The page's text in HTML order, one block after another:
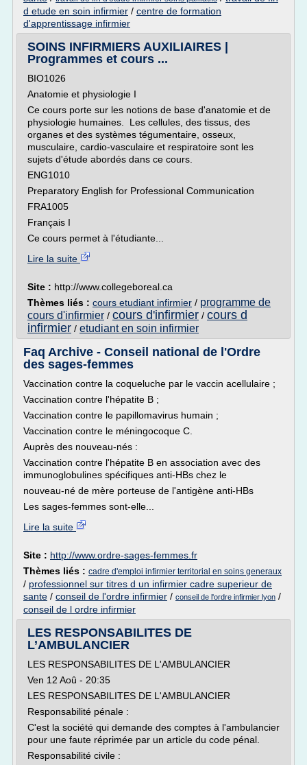
d etude en soin infirmier / centre de formation
d'apprentissage infirmier
SOINS INFIRMIERS AUXILIAIRES |
Programmes et cours ...
BIO1026
Anatomie et physiologie I
Ce cours porte sur les notions de base d'anatomie et de
physiologie humaines. Les cellules, des tissus, des
organes et des systèmes tégumentaire, osseux,
musculaire, cardio-vasculaire et respiratoire sont les
sujets d'étude abordés dans ce cours.
ENG1010
Preparatory English for Professional Communication
FRA1005
Français I
Ce cours permet à l'étudiante...
Lire la suite
Site : http://www.collegeboreal.ca
Thèmes liés : cours etudiant infirmier / programme de
cours d'infirmier / cours d'infirmier / cours d
infirmier / etudiant en soin infirmier
Faq Archive - Conseil national de l'Ordre
des sages-femmes
Vaccination contre la coqueluche par le vaccin acellulaire ;
Vaccination contre l'hépatite B ;
Vaccination contre le papillomavirus humain ;
Vaccination contre le méningocoque C.
Auprès des nouveau-nés :
Vaccination contre l'hépatite B en association avec des
immunoglobulines spécifiques anti-HBs chez le
nouveau-né de mère porteuse de l'antigène anti-HBs
Les sages-femmes sont-elle...
Lire la suite
Site : http://www.ordre-sages-femmes.fr
Thèmes liés : cadre d'emploi infirmier territorial en soins generaux
/ professionnel sur titres d un infirmier cadre superieur de
sante / conseil de l'ordre infirmier / conseil de l'ordre infirmier lyon /
conseil de l ordre infirmier
LES RESPONSABILITES DE
L’AMBULANCIER
LES RESPONSABILITES DE L'AMBULANCIER
Ven 12 Aoû - 20:35
LES RESPONSABILITES DE L'AMBULANCIER
Responsabilité pénale :
C'est la société qui demande des comptes à l'ambulancier
pour une faute réprimée par un article du code pénal.
Responsabilité civile :